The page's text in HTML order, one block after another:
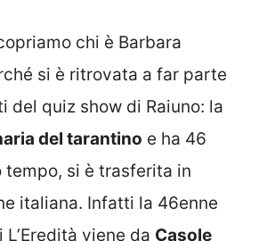
chi è Barbara
si è ritrovata a far parte
del quiz show di Raiuno: la
del tarantino e ha 46
tempo, si è trasferita in
italiana. Infatti la 46enne
viene da Casole